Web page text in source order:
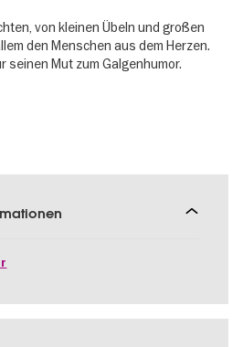
von kleinen Übeln und großen
den Menschen aus dem Herzen.
seinen Mut zum Galgenhumor.